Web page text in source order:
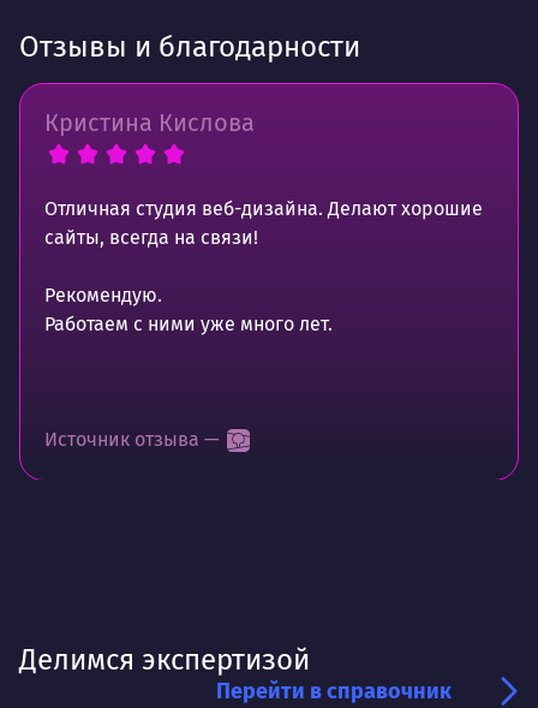
Отзывы и благодарности
Кристина Кислова
Отличная студия веб-дизайна. Делают хорошие
сайты, всегда на связи!
Рекомендую.
Работаем с ними уже много лет.
Источник отзыва —
Делимся экспертизой
Перейти в справочник